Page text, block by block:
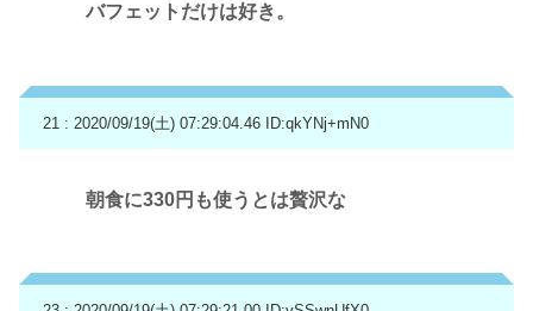
バフェットだけは好き。
21 : 2020/09/19(土) 07:29:04.46 ID:qkYNj+mN0
朝食に330円も使うとは贅沢な